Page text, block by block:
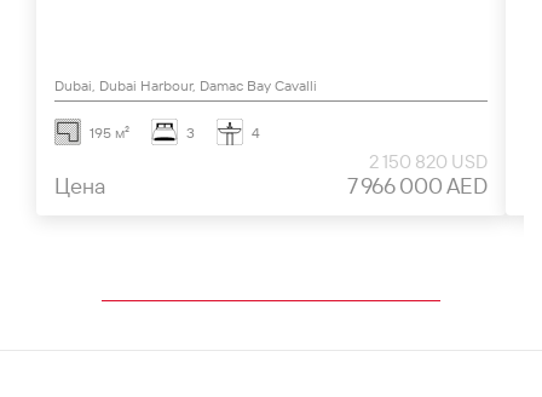
Dubai, Dubai Harbour, Damac Bay Cavalli
195 м² 3 4
Цена
2 150 820 USD
7 966 000 AED